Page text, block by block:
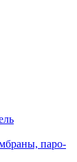
паро-